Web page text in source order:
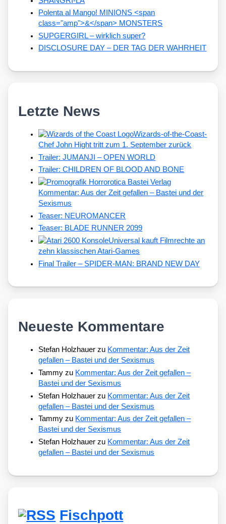
Polenta al Mango! MINIONS <span
class="amp">&</span> MONSTERS
SUPGERGIRL – wirklich super?
DISCLOSURE DAY – DER TAG DER WAHRHEIT
Letzte News
Wizards-of-the-Coast-
Chef John Hight tritt zum 1. September zurück
Trailer: JUMANJI – OPEN WORLD
Trailer: CHILDREN OF BLOOD AND BONE
Kommentar: Aus der Zeit gefallen – Bastei und der
Sexismus
Teaser: NEUROMANCER
Teaser: BLADE RUNNER 2099
Universal kauft Filmrechte an
zehn klassischen Atari-Games
Final Trailer – SPIDER-MAN: BRAND NEW DAY
Neueste Kommentare
Stefan Holzhauer zu Kommentar: Aus der Zeit
gefallen – Bastei und der Sexismus
Tammy zu Kommentar: Aus der Zeit gefallen –
Bastei und der Sexismus
Stefan Holzhauer zu Kommentar: Aus der Zeit
gefallen – Bastei und der Sexismus
Tammy zu Kommentar: Aus der Zeit gefallen –
Bastei und der Sexismus
Stefan Holzhauer zu Kommentar: Aus der Zeit
gefallen – Bastei und der Sexismus
Fischpott